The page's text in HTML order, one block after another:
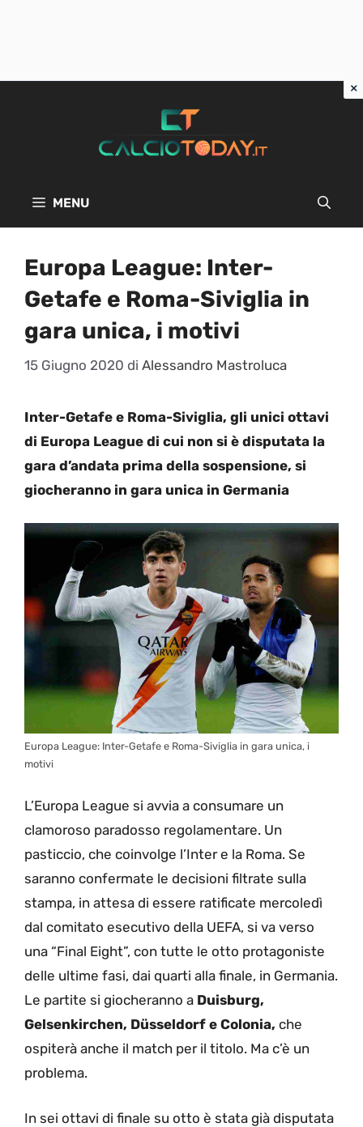
MENU
Europa League: Inter-
Getafe e Roma-Siviglia in
gara unica, i motivi
15 Giugno 2020 di Alessandro Mastroluca
Inter-Getafe e Roma-Siviglia, gli unici ottavi
di Europa League di cui non si è disputata la
gara d’andata prima della sospensione, si
giocheranno in gara unica in Germania
Europa League: Inter-Getafe e Roma-Siviglia in gara unica, i
motivi
L’Europa League si avvia a consumare un
clamoroso paradosso regolamentare. Un
pasticcio, che coinvolge l’Inter e la Roma. Se
saranno confermate le decisioni filtrate sulla
stampa, in attesa di essere ratificate mercoledì
dal comitato esecutivo della UEFA, si va verso
una “Final Eight”, con tutte le otto protagoniste
delle ultime fasi, dai quarti alla finale, in Germania.
Le partite si giocheranno a Duisburg,
Gelsenkirchen, Düsseldorf e Colonia, che
ospiterà anche il match per il titolo. Ma c’è un
problema.
In sei ottavi di finale su otto è stata già disputata